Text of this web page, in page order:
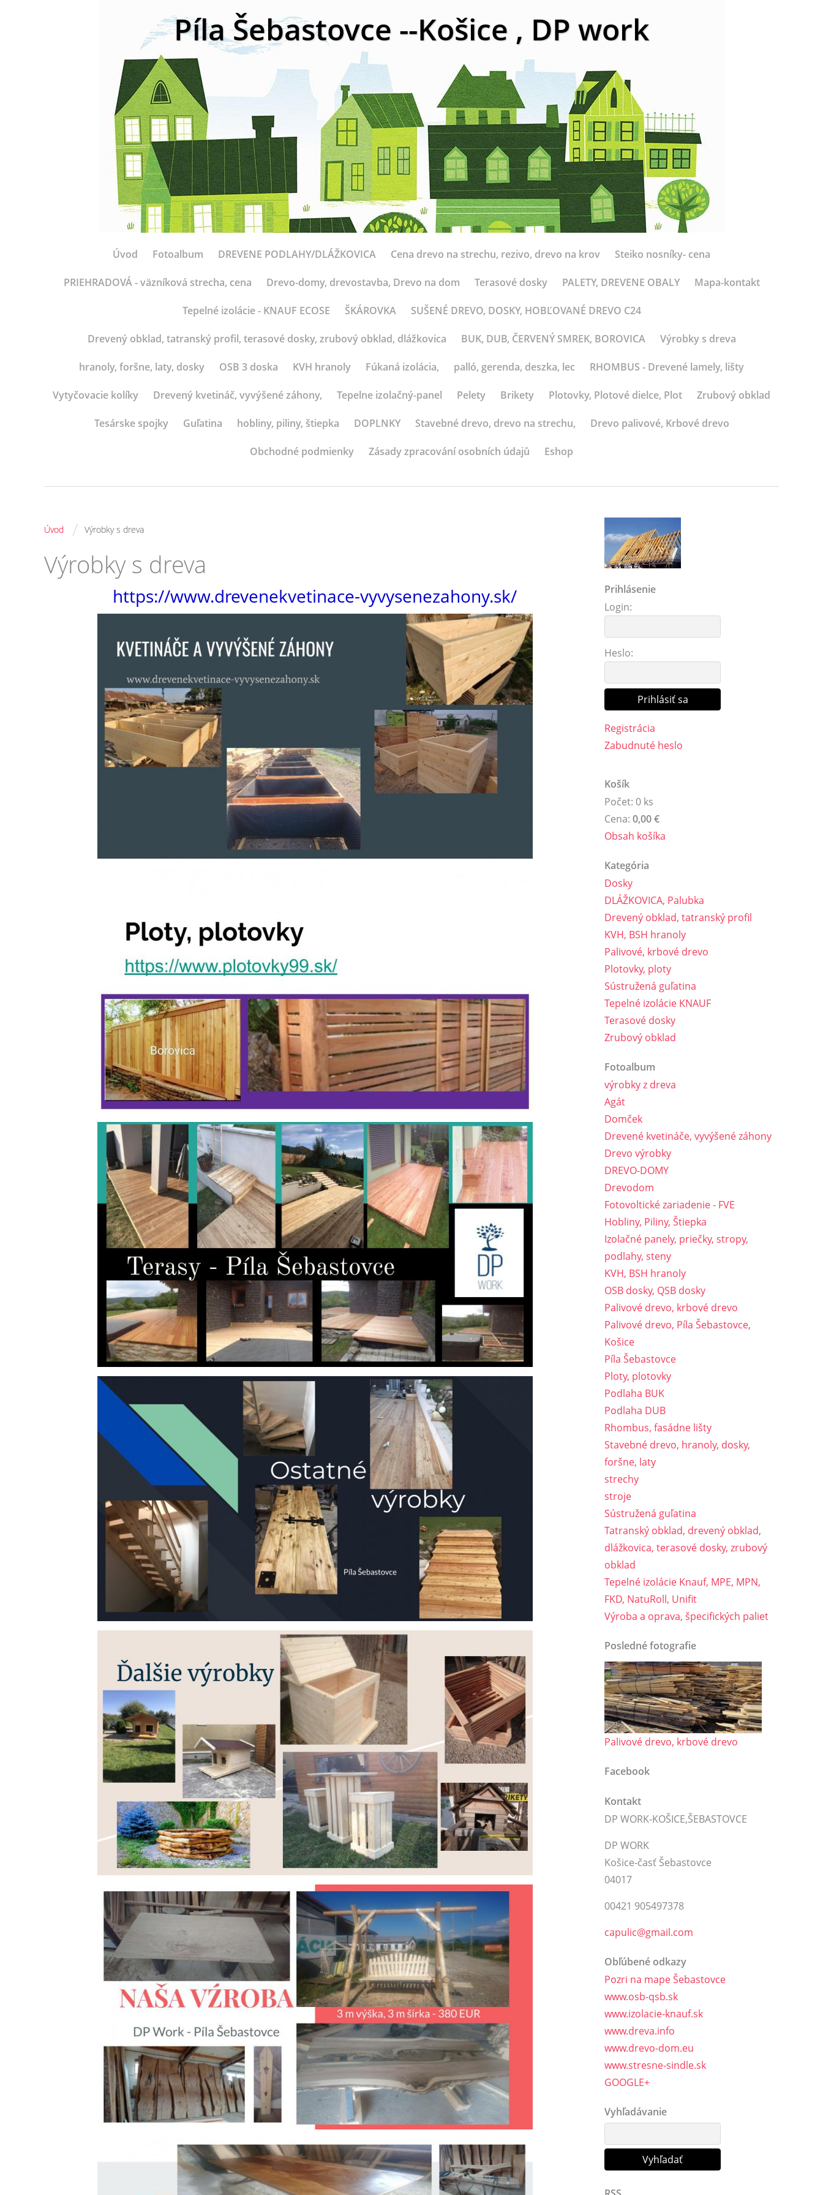
Píla Šebastovce --Košice , DP work
Úvod Fotoalbum DREVENE PODLAHY/DLÁŽKOVICA Cena drevo na strechu, rezivo, drevo na krov Steiko nosníky- cena
PRIEHRADOVÁ - väzníková strecha, cena Drevo-domy, drevostavba, Drevo na dom Terasové dosky PALETY, DREVENE OBALY Mapa-kontakt
Tepelné izolácie - KNAUF ECOSE ŠKÁROVKA SUŠENÉ DREVO, DOSKY, HOBĽOVANÉ DREVO C24
Drevený obklad, tatranský profil, terasové dosky, zrubový obklad, dlážkovica BUK, DUB, ČERVENÝ SMREK, BOROVICA Výrobky s dreva
hranoly, foršne, laty, dosky OSB 3 doska KVH hranoly Fúkaná izolácia, palló, gerenda, deszka, lec RHOMBUS - Drevené lamely, lišty
Vytyčovacie kolíky Drevený kvetináč, vyvýšené záhony, Tepelne izolačný-panel Pelety Brikety Plotovky, Plotové dielce, Plot Zrubový obklad
Tesárske spojky Guľatina hobliny, piliny, štiepka DOPLNKY Stavebné drevo, drevo na strechu, Drevo palivové, Krbové drevo
Obchodné podmienky Zásady zpracování osobních údajů Eshop
Úvod / Výrobky s dreva
Výrobky s dreva
https://www.drevenekvetinace-vyvysenezahony.sk/
Prihlásenie
Login:
Heslo:
Registrácia
Zabudnuté heslo
Košík
Počet: 0 ks
Cena: 0,00 €
Obsah košíka
Kategória
Dosky
DLÁŽKOVICA, Palubka
Drevený obklad, tatranský profil
KVH, BSH hranoly
Palivové, krbové drevo
Plotovky, ploty
Sústružená guľatina
Tepelné izolácie KNAUF
Terasové dosky
Zrubový obklad
Fotoalbum
výrobky z dreva
Agát
Domček
Drevené kvetináče, vyvýšené záhony
Drevo výrobky
DREVO-DOMY
Drevodom
Fotovoltické zariadenie - FVE
Hobliny, Piliny, Štiepka
Izolačné panely, priečky, stropy,
podlahy, steny
KVH, BSH hranoly
OSB dosky, QSB dosky
Palivové drevo, krbové drevo
Palivové drevo, Píla Šebastovce,
Košice
Píla Šebastovce
Ploty, plotovky
Podlaha BUK
Podlaha DUB
Rhombus, fasádne lišty
Stavebné drevo, hranoly, dosky,
foršne, laty
strechy
stroje
Sústružená guľatina
Tatranský obklad, drevený obklad,
dlážkovica, terasové dosky, zrubový
obklad
Tepelné izolácie Knauf, MPE, MPN,
FKD, NatuRoll, Unifit
Výroba a oprava, špecifických paliet
Posledné fotografie
Palivové drevo, krbové drevo
Facebook
Kontakt
DP WORK-KOŠICE,ŠEBASTOVCE
DP WORK
Košice-časť Šebastovce
04017
00421 905497378
capulic@gmail.com
Obľúbené odkazy
Pozri na mape Šebastovce
www.osb-qsb.sk
www.izolacie-knauf.sk
www.dreva.info
www.drevo-dom.eu
www.stresne-sindle.sk
GOOGLE+
Vyhľadávanie